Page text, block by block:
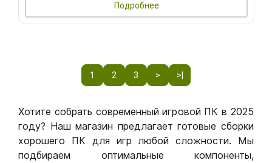
Подробнее
1 2 3 > >|
Хотите собрать современный игровой ПК в 2025
году? Наш магазин предлагает готовые сборки
хорошего ПК для игр любой сложности. Мы
подбираем оптимальные компоненты,